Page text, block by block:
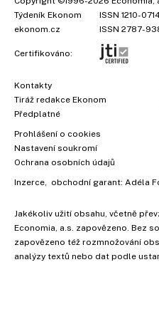
Týdeník Ekonom
ISSN 1210-
ekonom.cz
ISSN 2787-
Certifikováno:
Kontakty
Tiráž redakce Ekonom
Předplatné
Prohlášení o cookies
Nastavení soukromí
Ochrana osobních údajů
Inzerce, obchodní garant: Adéla
Jakékoliv užití obsahu, včetně
Economia, a.s. zapovězeno. Bez
zapovězeno též rozmnožování
analýzy textů nebo dat podle